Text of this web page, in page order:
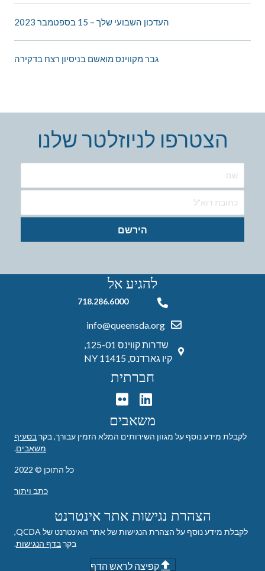
העדכון השבועי שלך – 15 בספטמבר 2023
גבר מקווינס מואשם בניסיון רצח בדקירה
הצטרפו לניוזלטר שלנו
הירשם
להגיע אל
718.286.6000
718.286.6000
info@queensda.org
שדרות קווינס 125-01,
קיו גארדנס, NY 11415
חברתית
משאבים
לקבלת מידע נוסף על מגוון השירותים המלא הזמין עבורך, בקרבסעיף
משאבים.
כל התוכן © 2022
כתב ויתור
הצהרת נגישות אתר אינטרנט
לקבלת מידע נוסף על הצהרת הנגישות של אתר האינטרנט של QCDA,
בקרבדף הנגישות.
קפיצה לראש הדף